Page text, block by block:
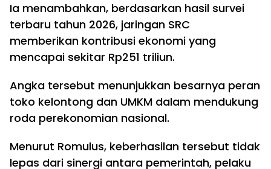
Ia menambahkan, berdasarkan hasil survei
terbaru tahun 2026, jaringan SRC
memberikan kontribusi ekonomi yang
mencapai sekitar Rp251 triliun.
Angka tersebut menunjukkan besarnya peran
toko kelontong dan UMKM dalam mendukung
roda perekonomian nasional.
Menurut Romulus, keberhasilan tersebut tidak
lepas dari sinergi antara pemerintah, pelaku